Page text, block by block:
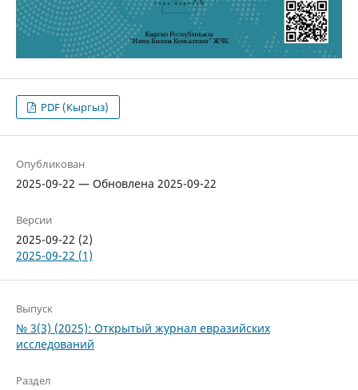
PDF (Кыргыз)
Опубликован
2025-09-22 — Обновлена 2025-09-22
Версии
2025-09-22 (2)
2025-09-22 (1)
Выпуск
№ 3(3) (2025): Открытый журнал евразийских
исследований
Раздел